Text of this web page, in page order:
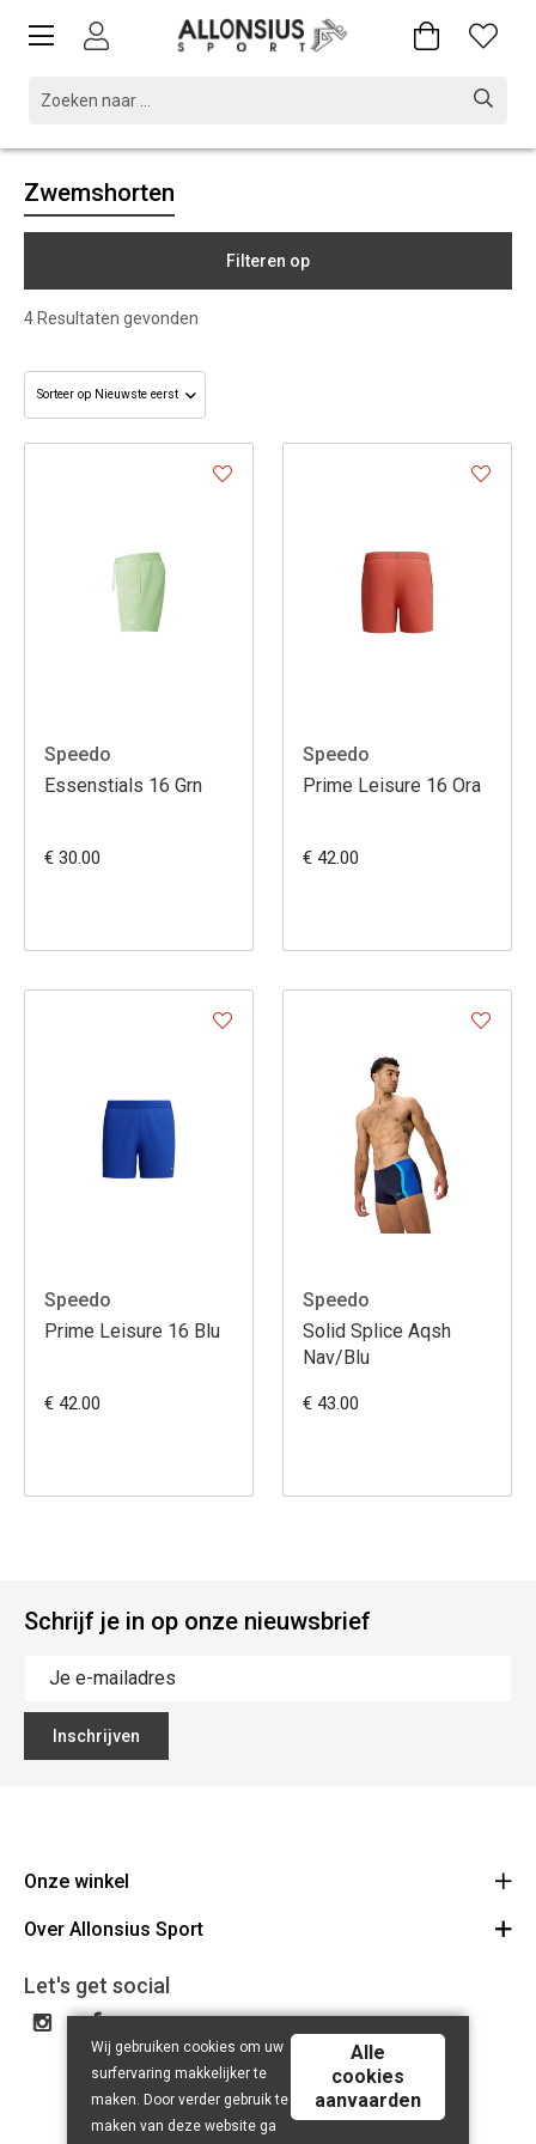
Zwemshorten
Filteren op
4 Resultaten gevonden
Speedo
Essenstials 16 Grn
€ 30.00
Speedo
Prime Leisure 16 Ora
€ 42.00
Speedo
Prime Leisure 16 Blu
€ 42.00
Speedo
Solid Splice Aqsh
Nav/Blu
€ 43.00
Schrijf je in op onze nieuwsbrief
Inschrijven
Onze winkel
Allonsius Sport
Route
Tel 02 356 46 46
BE0423.241.484
Over Allonsius Sport
Over ons
Onze merken
Cancel order
Let's get social
Wij gebruiken cookies om uw
surfervaring makkelijker te
maken. Door verder gebruik te
maken van deze website ga
Alle
cookies
aanvaarden